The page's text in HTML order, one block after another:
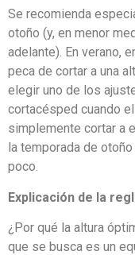
Se recomienda
otoño (y, en menor
adelante). En verano,
peca de cortar a una
elegir uno de los
cortacésped cuando
simplemente cortar a
la temporada de
poco.
Explicación de la
¿Por qué la altura
que se busca es un